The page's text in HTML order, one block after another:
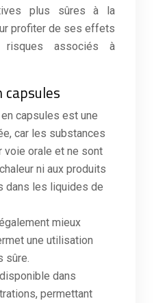
plus sûres à la
profiter de ses effets
associés à
capsules
capsules est une
car les substances
voie orale et ne sont
ni aux produits
dans les liquides de
mieux
une utilisation
sûre.
dans
permettant